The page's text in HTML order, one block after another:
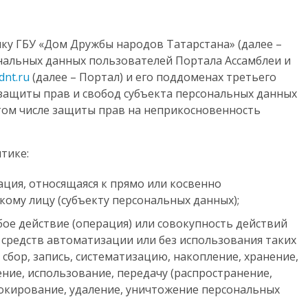
ГБУ «Дом Дружбы народов Татарстана» (далее –
данных пользователей Портала Ассамблеи и
(далее – Портал) и его поддоменах третьего
прав и свобод субъекта персональных данных
числе защиты прав на неприкосновенность
относящаяся к прямо или косвенно
лицу (субъекту персональных данных);
действие (операция) или совокупность действий
автоматизации или без использования таких
запись, систематизацию, накопление, хранение,
использование, передачу (распространение,
удаление, уничтожение персональных